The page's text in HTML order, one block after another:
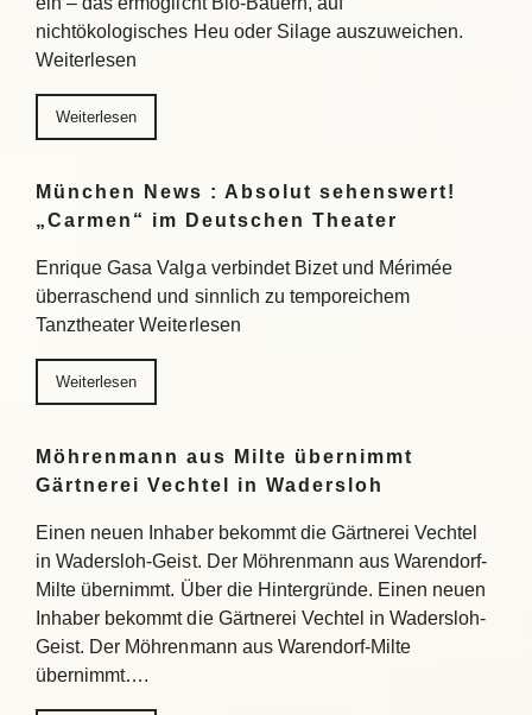
nichtökologisches Heu oder Silage auszuweichen.
Weiterlesen
Weiterlesen
München News : Absolut sehenswert!
„Carmen“ im Deutschen Theater
Enrique Gasa Valga verbindet Bizet und Mérimée
überraschend und sinnlich zu temporeichem
Tanztheater Weiterlesen
Weiterlesen
Möhrenmann aus Milte übernimmt
Gärtnerei Vechtel in Wadersloh
Einen neuen Inhaber bekommt die Gärtnerei Vechtel
in Wadersloh-Geist. Der Möhrenmann aus Warendorf-
Milte übernimmt. Über die Hintergründe. Einen neuen
Inhaber bekommt die Gärtnerei Vechtel in Wadersloh-
Geist. Der Möhrenmann aus Warendorf-Milte
übernimmt….